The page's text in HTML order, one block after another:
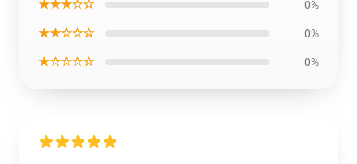
★★★☆☆ 0%
★★☆☆☆ 0%
★☆☆☆☆ 0%